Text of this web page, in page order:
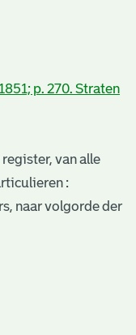
p. 270. Straten
van alle
:
naar volgorde der